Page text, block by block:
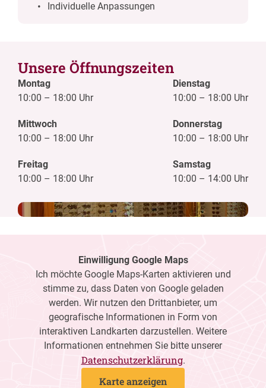
Individuelle Anpassungen
Unsere Öffnungszeiten
Montag
10:00 – 18:00 Uhr
Dienstag
10:00 – 18:00 Uhr
Mittwoch
10:00 – 18:00 Uhr
Donnerstag
10:00 – 18:00 Uhr
Freitag
10:00 – 18:00 Uhr
Samstag
10:00 – 14:00 Uhr
Einwilligung Google Maps
Ich möchte Google Maps-Karten aktivieren und
stimme zu, dass Daten von Google geladen
werden. Wir nutzen den Drittanbieter, um
geografische Informationen in Form von
interaktiven Landkarten darzustellen. Weitere
Informationen entnehmen Sie bitte unserer
Datenschutzerklärung.
Karte anzeigen